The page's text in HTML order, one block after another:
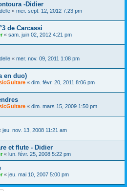
-Didier
« mer. sept. 12, 2012 7:23 pm
de Carcassi
« sam. juin 02, 2012 4:21 pm
« mer. nov. 09, 2011 1:08 pm
en duo)
« dim. févr. 20, 2011 8:06 pm
« dim. mars 15, 2009 1:50 pm
jeu. nov. 13, 2008 11:21 am
et flute - Didier
« lun. févr. 25, 2008 5:22 pm
« jeu. mai 10, 2007 5:00 pm